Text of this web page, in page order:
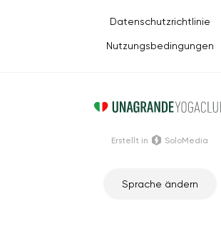
Datenschutzrichtlinie
Nutzungsbedingungen
Sprache ändern
Erstellt in SoloMedia